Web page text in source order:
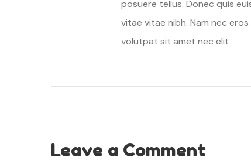
posuere tellus. Donec quis
vitae vitae nibh. Nam nec
volutpat sit amet nec elit
Leave a Comment